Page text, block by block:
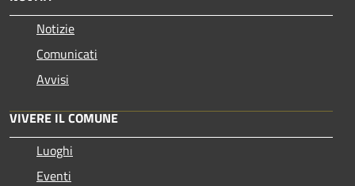
Notizie
Comunicati
Avvisi
VIVERE IL COMUNE
Luoghi
Eventi